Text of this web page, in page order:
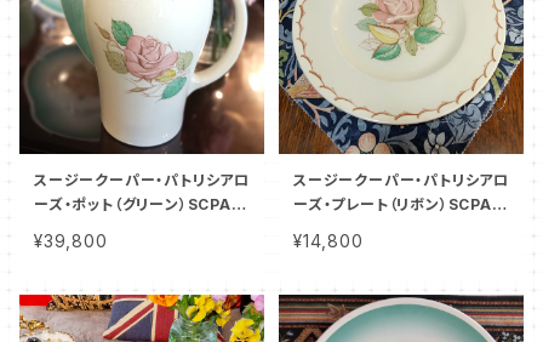
スージークーパー・パトリシアロ
ーズ・ポット（グリーン）SCPA0
¥39,800
スージークーパー・パトリシアロ
ーズ・プレート（リボン）SCPA0
¥14,800